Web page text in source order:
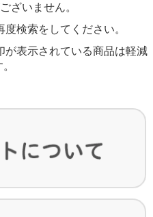
ざいません。
検索をしてください。
表示されている商品は軽減